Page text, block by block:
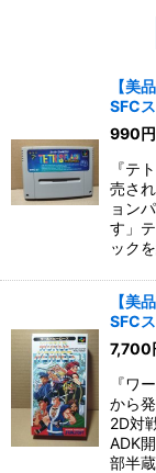
【美
SFC
990円
『テ
売さ
ョン
す」
ック
【美
SFC
7,700
『ワ
から
2D対
ADK
部半